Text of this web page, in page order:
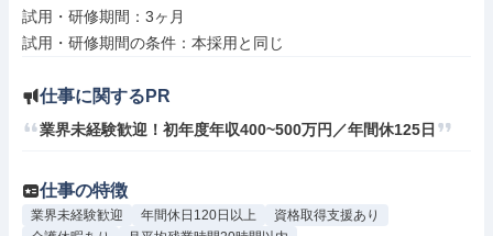
試用・研修期間：3ヶ月
仕事に関するPR
業界未経験歓迎！初年度年収400~500万円／年間休125日
仕事の特徴
業界未経験歓迎 年間休日120日以上
資格取得支援あり